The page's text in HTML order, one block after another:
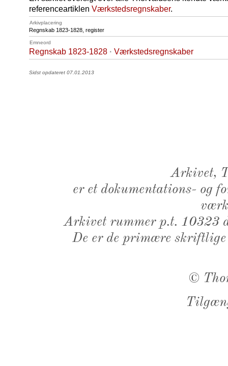
referenceartiklen Værkstedsregnskaber.
Arkivplacering
Regnskab 1823-1828, register
Emneord
Regnskab 1823-1828 · Værkstedsregnskaber
Sidst opdateret 07.01.2013
Arkivet,
er et dokumentations- og
Arkivet rummer p.t. 10323
De er de primære
©